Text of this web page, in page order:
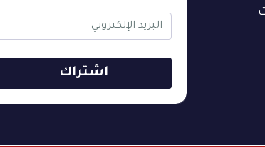
اشتراك